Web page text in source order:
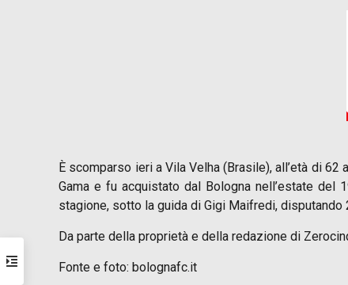
È scomparso ieri a Vila Velha (Brasile), all’età di
Gama e fu acquistato dal Bologna nell’estate
stagione, sotto la guida di Gigi Maifredi,
Da parte della proprietà e della redazione di
Fonte e foto: bolognafc.it